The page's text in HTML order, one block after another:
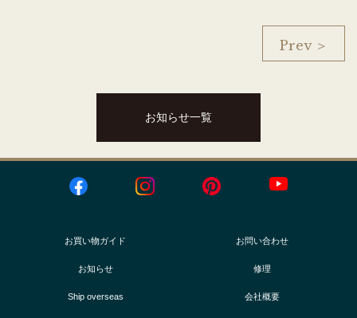
Prev ＞
お知らせ一覧
お買い物ガイド お問い合わせ
お知らせ 修理
Ship overseas 会社概要